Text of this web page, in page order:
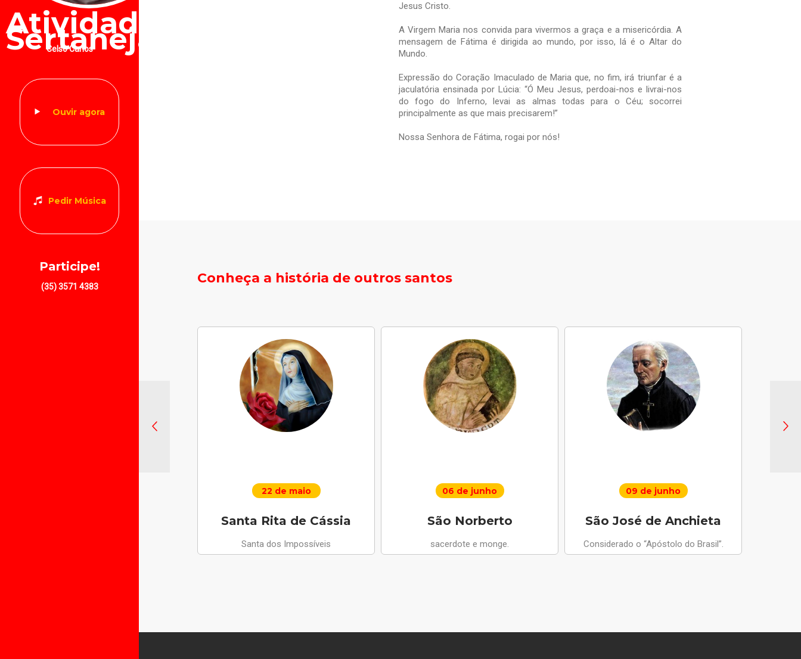
Atividade
Sertaneja
Celso Carlos
Ouvir agora
Pedir Música
Participe!
(35) 3571 4383
Jesus Cristo.
A Virgem Maria nos convida para vivermos a graça e a misericórdia. A
mensagem de Fátima é dirigida ao mundo, por isso, lá é o Altar do
Mundo.
Expressão do Coração Imaculado de Maria que, no fim, irá triunfar é a
jaculatória ensinada por Lúcia: “Ó Meu Jesus, perdoai-nos e livrai-nos
do fogo do Inferno, levai as almas todas para o Céu; socorrei
principalmente as que mais precisarem!”
Nossa Senhora de Fátima, rogai por nós!
Conheça a história de outros santos
22 de maio
Santa Rita de Cássia
Santa dos Impossíveis
06 de junho
São Norberto
sacerdote e monge.
09 de junho
São José de Anchieta
Considerado o “Apóstolo do Brasil”.